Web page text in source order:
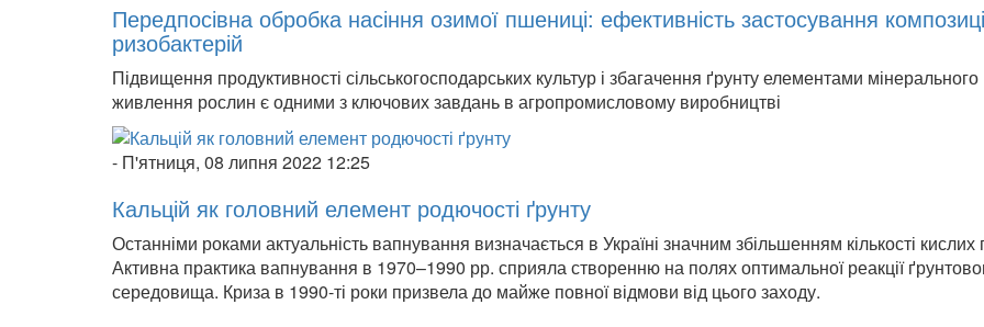
Передпосівна обробка насіння озимої пшениці: ефективність застосування
ризобактерій
Підвищення продуктивності сільськогосподарських культур і збагачення ґрунту елементами мінерального
живлення рослин є одними з ключових завдань в агропромисловому виробництві
- П'ятниця, 08 липня 2022 12:25
Кальцій як головний елемент родючості ґрунту
Останніми роками актуальність вапнування визначається в Україні значним збільшенням кількості кислих
Активна практика вапнування в 1970–1990 рр. сприяла створенню на полях оптимальної реакції
середовища. Криза в 1990-ті роки призвела до майже повної відмови від цього заходу.